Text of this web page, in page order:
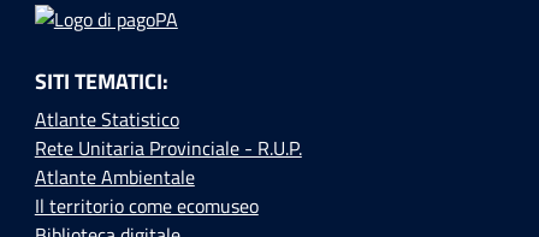
SITI TEMATICI:
Atlante Statistico
Rete Unitaria Provinciale - R.U.P.
Atlante Ambientale
Il territorio come ecomuseo